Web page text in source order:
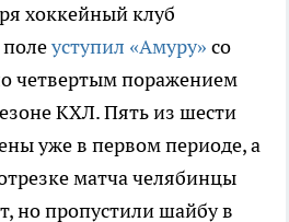
хоккейный клуб
уступил «Амуру» со
четвертым поражением
КХЛ. Пять из шести
уже в первом периоде, а
матча челябинцы
но пропустили шайбу в